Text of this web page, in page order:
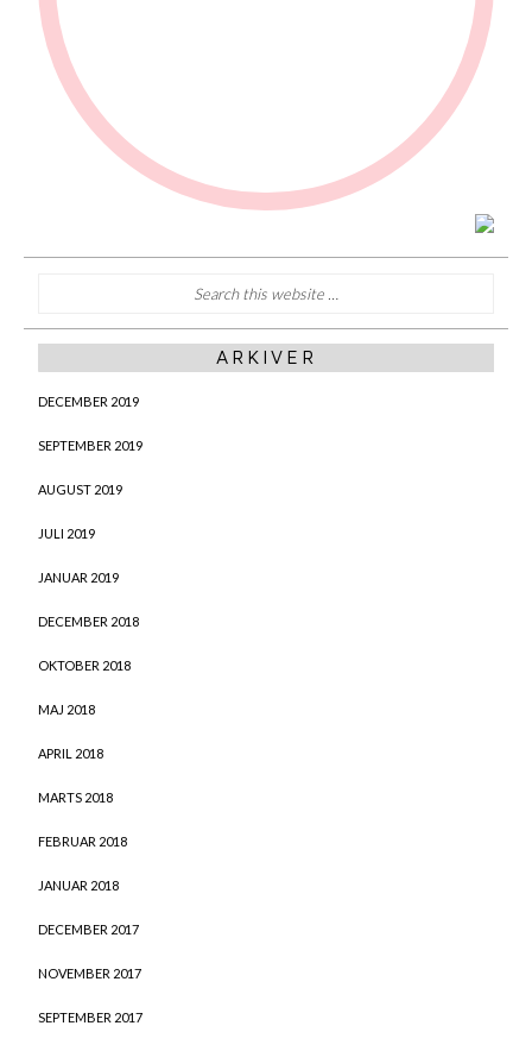
ARKIVER
DECEMBER 2019
SEPTEMBER 2019
AUGUST 2019
JULI 2019
JANUAR 2019
DECEMBER 2018
OKTOBER 2018
MAJ 2018
APRIL 2018
MARTS 2018
FEBRUAR 2018
JANUAR 2018
DECEMBER 2017
NOVEMBER 2017
SEPTEMBER 2017